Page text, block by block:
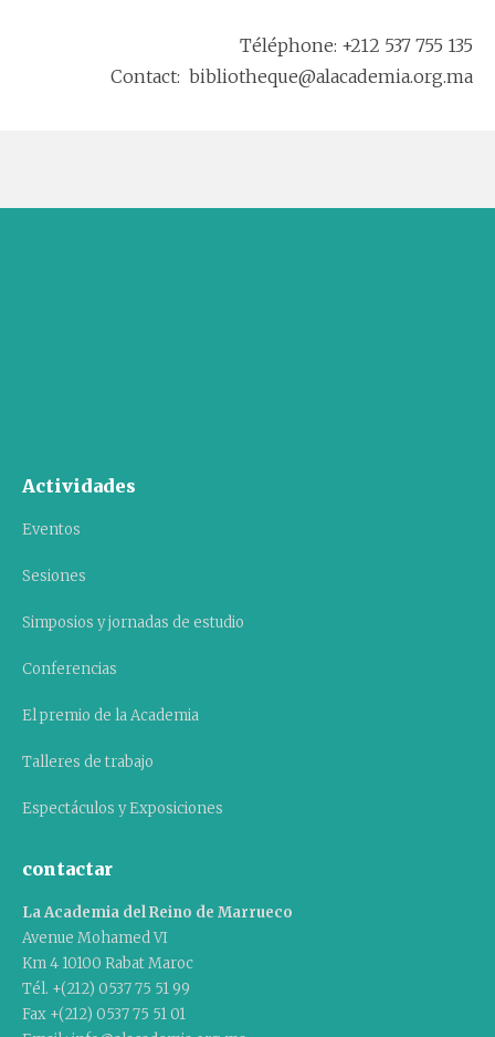
Téléphone: +212 537 755 135
Contact: bibliotheque@alacademia.org.ma
Actividades
Eventos
Sesiones
Simposios y jornadas de estudio
Conferencias
El premio de la Academia
Talleres de trabajo
Espectáculos y Exposiciones
contactar
La Academia del Reino de Marrueco
Avenue Mohamed VI
Km 4 10100 Rabat Maroc
Tél. +(212) 0537 75 51 99
Fax +(212) 0537 75 51 01